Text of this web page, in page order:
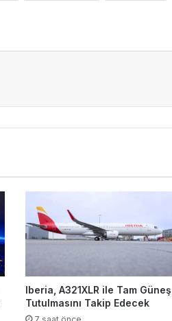
Iberia, A321XLR ile Tam Güneş
Tutulmasını Takip Edecek